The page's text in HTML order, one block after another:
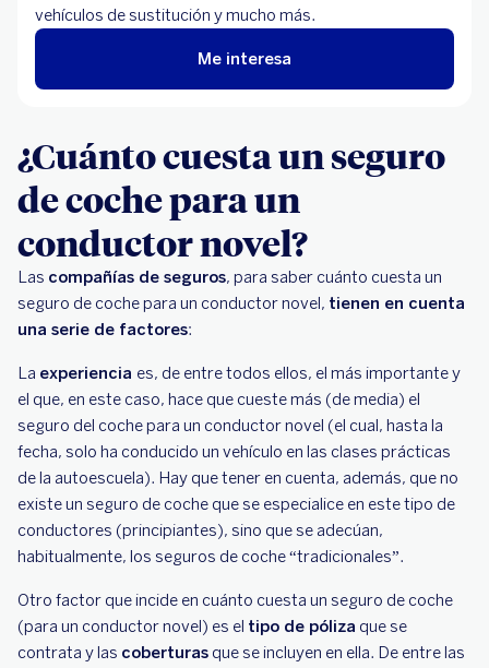
vehículos de sustitución y mucho más.
Me interesa
¿Cuánto cuesta un seguro
de coche para un
conductor novel?
Las compañías de seguros, para saber cuánto cuesta un
seguro de coche para un conductor novel, tienen en cuenta
una serie de factores:
La experiencia es, de entre todos ellos, el más importante y
el que, en este caso, hace que cueste más (de media) el
seguro del coche para un conductor novel (el cual, hasta la
fecha, solo ha conducido un vehículo en las clases prácticas
de la autoescuela). Hay que tener en cuenta, además, que no
existe un seguro de coche que se especialice en este tipo de
conductores (principiantes), sino que se adecúan,
habitualmente, los seguros de coche “tradicionales”.
Otro factor que incide en cuánto cuesta un seguro de coche
(para un conductor novel) es el tipo de póliza que se
contrata y las coberturas que se incluyen en ella. De entre las